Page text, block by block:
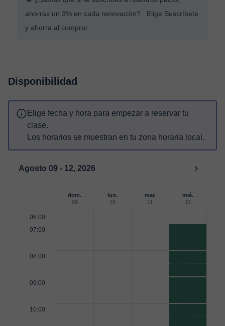
ahorras un 3% en cada renovación? Elige Suscríbete
y ahorra al comprar.
Disponibilidad
Elige fecha y hora para empezar a reservar tu
clase.
Los horarios se muestran en tu zona horaria local.
Agosto 09 - 12, 2026
dom.
09
lun.
10
mar.
11
mié.
12
06:00
07:00
08:00
09:00
10:00